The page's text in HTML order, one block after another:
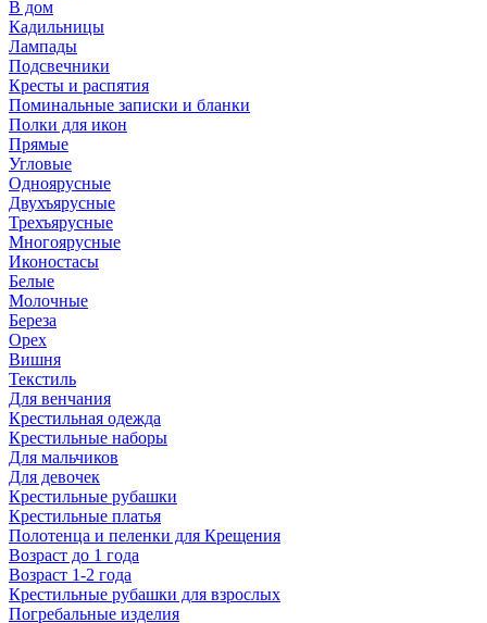
В дом
Кадильницы
Лампады
Подсвечники
Кресты и распятия
Поминальные записки и бланки
Полки для икон
Прямые
Угловые
Одноярусные
Двухъярусные
Трехъярусные
Многоярусные
Иконостасы
Белые
Молочные
Береза
Орех
Вишня
Текстиль
Для венчания
Крестильная одежда
Крестильные наборы
Для мальчиков
Для девочек
Крестильные рубашки
Крестильные платья
Полотенца и пеленки для Крещения
Возраст до 1 года
Возраст 1-2 года
Крестильные рубашки для взрослых
Погребальные изделия